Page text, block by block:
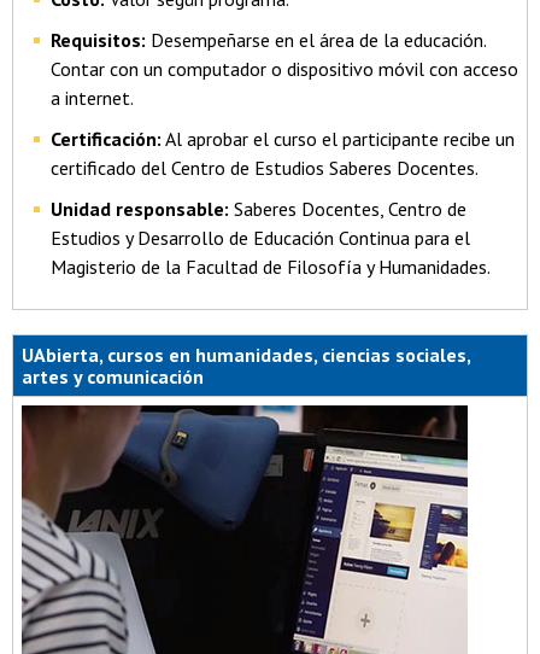
Requisitos: Desempeñarse en el área de la educación.
Contar con un computador o dispositivo móvil con acceso
a internet.
Certificación: Al aprobar el curso el participante recibe un
certificado del Centro de Estudios Saberes Docentes.
Unidad responsable: Saberes Docentes, Centro de
Estudios y Desarrollo de Educación Continua para el
Magisterio de la Facultad de Filosofía y Humanidades.
UAbierta, cursos en humanidades, ciencias sociales,
artes y comunicación